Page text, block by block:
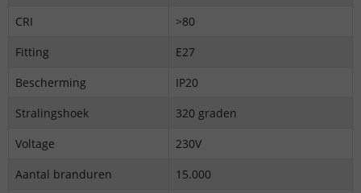
CRI
>80
Fitting
E27
Bescherming
IP20
Stralingshoek
320 graden
Voltage
230V
Aantal branduren
15.000